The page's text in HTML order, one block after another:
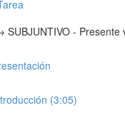
SUBJUNTIVO - Presente
(3:05)